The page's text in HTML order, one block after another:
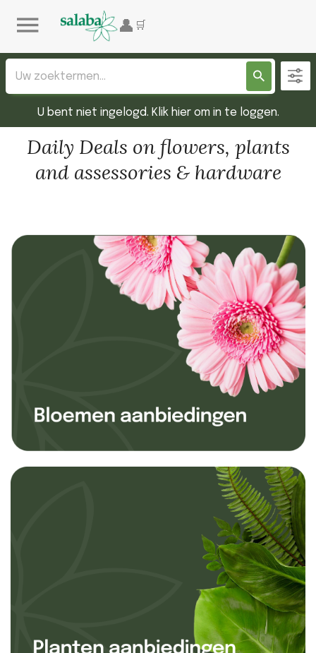
U bent niet ingelogd. Klik hier om in te loggen.
Daily Deals on flowers, plants
and assessories & hardware